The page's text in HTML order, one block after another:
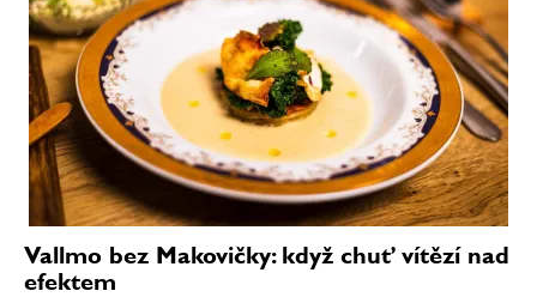
Vallmo bez Makovičky: když chuť vítězí nad
efektem